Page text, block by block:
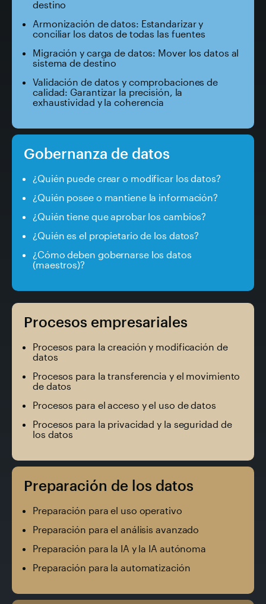
destino
Armonización de datos: Estandarizar y
conciliar los datos de todas las fuentes
Migración y carga de datos: Mover los datos al
sistema de destino
Validación de datos y comprobaciones de
calidad: Garantizar la precisión, la
exhaustividad y la coherencia
Gobernanza de datos
¿Quién puede crear o modificar los datos?
¿Quién posee o mantiene la información?
¿Quién tiene que aprobar los cambios?
¿Quién es el propietario de los datos?
¿Cómo deben gobernarse los datos
(maestros)?
Procesos empresariales
Procesos para la creación y modificación de
datos
Procesos para la transferencia y el movimiento
de datos
Procesos para el acceso y el uso de datos
Procesos para la privacidad y la seguridad de
los datos
Preparación de los datos
Preparación para el uso operativo
Preparación para el análisis avanzado
Preparación para la IA y la IA autónoma
Preparación para la automatización